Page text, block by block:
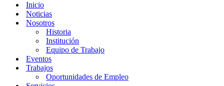
Inicio
Noticias
Nosotros
Historia
Institución
Equipo de Trabajo
Eventos
Trabajos
Oportunidades de Empleo